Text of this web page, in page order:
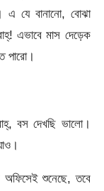
যে বানানো, বোঝা
এভাবে মাস দেড়েক
পারো।
বস দেখছি ভালো।
শুনেছে, তবে